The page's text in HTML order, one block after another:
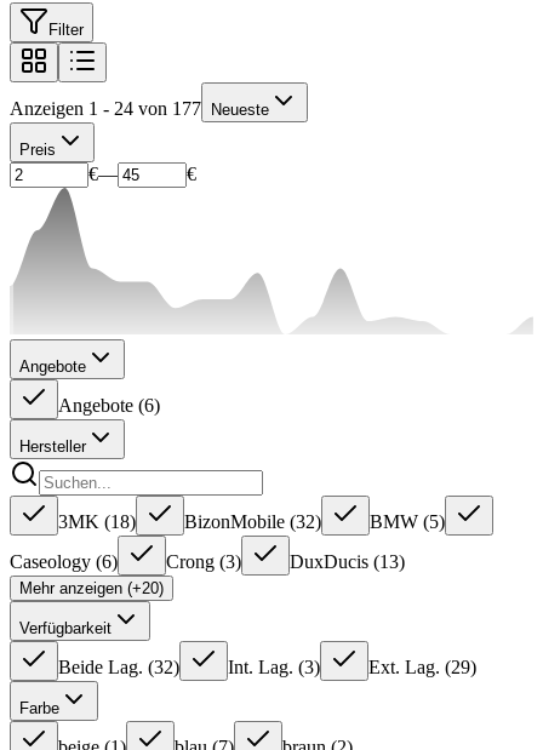
Filter
Anzeigen 1 - 24 von 177 Neueste
Preis
€— €
Angebote
Angebote (6)
Hersteller
3MK (18) BizonMobile (32) BMW (5)
Caseology (6) Crong (3) DuxDucis (13)
Mehr anzeigen (+20)
Verfügbarkeit
Beide Lag. (32) Int. Lag. (3) Ext. Lag. (29)
Farbe